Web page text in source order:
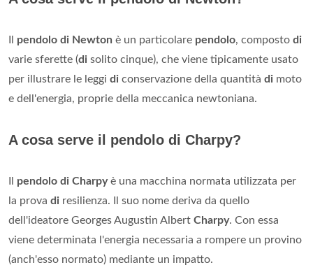
pendolo di Newton è un particolare pendolo, composto di
varie sferette (di solito cinque), che viene tipicamente usato
per illustrare le leggi di conservazione della quantità di moto
e dell'energia, proprie della meccanica newtoniana.
A cosa serve il pendolo di Charpy?
pendolo di Charpyè una macchina normata utilizzata per
la prova di resilienza. Il suo nome deriva da quello
dell'ideatore Georges Augustin Albert Charpy. Con essa
viene determinata l'energia necessaria a rompere un provino
(anch'esso normato) mediante un impatto.